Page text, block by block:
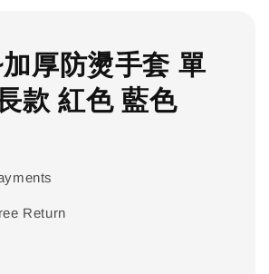
厚防燙手套 單
款 紅色 藍色
Return